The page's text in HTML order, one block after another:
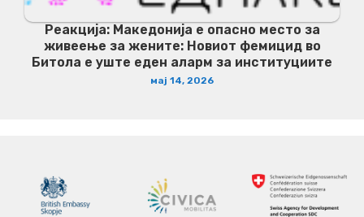
Реакција: Македонија е опасно место за
живеење за жените: Новиот фемицид во
Битола е уште еден аларм за институциите
мај 14, 2026